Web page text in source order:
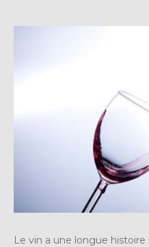
Le vin a une longue